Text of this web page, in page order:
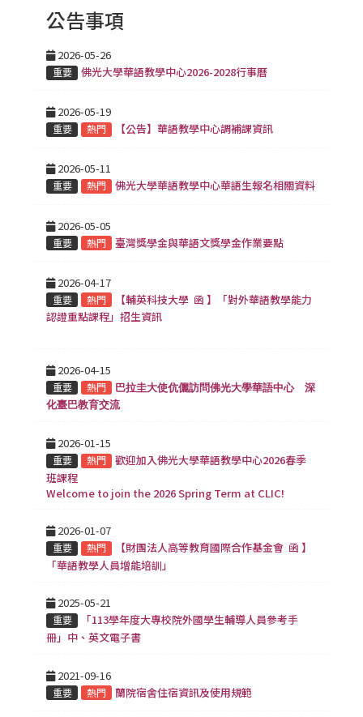
公告事項
2026-05-26
重要 佛光大學華語教學中心2026-2028行事曆
2026-05-19
重要 熱門 【公告】華語教學中心調補課資訊
2026-05-11
重要 熱門 佛光大學華語教學中心華語生報名相關資料
2026-05-05
重要 熱門 臺灣獎學金與華語文獎學金作業要點
2026-04-17
重要 熱門
【輔英科技大學 函 】「對外華語教學能力
認證重點課程」招生資訊
2026-04-15
重要 熱門
巴拉圭大使伉儷訪問佛光大學華語中心 深
化臺巴教育交流
2026-01-15
重要 熱門
歡迎加入佛光大學華語教學中心2026春季
班課程
Welcome to join the 2026 Spring Term at CLIC!
2026-01-07
重要 熱門
【財團法人高等教育國際合作基金會 函 】
「華語教學人員增能培訓」
2025-05-21
重要
「113學年度大專校院外國學生輔導人員參考手
冊」中、英文電子書
2021-09-16
重要 熱門 蘭院宿舍住宿資訊及使用規範